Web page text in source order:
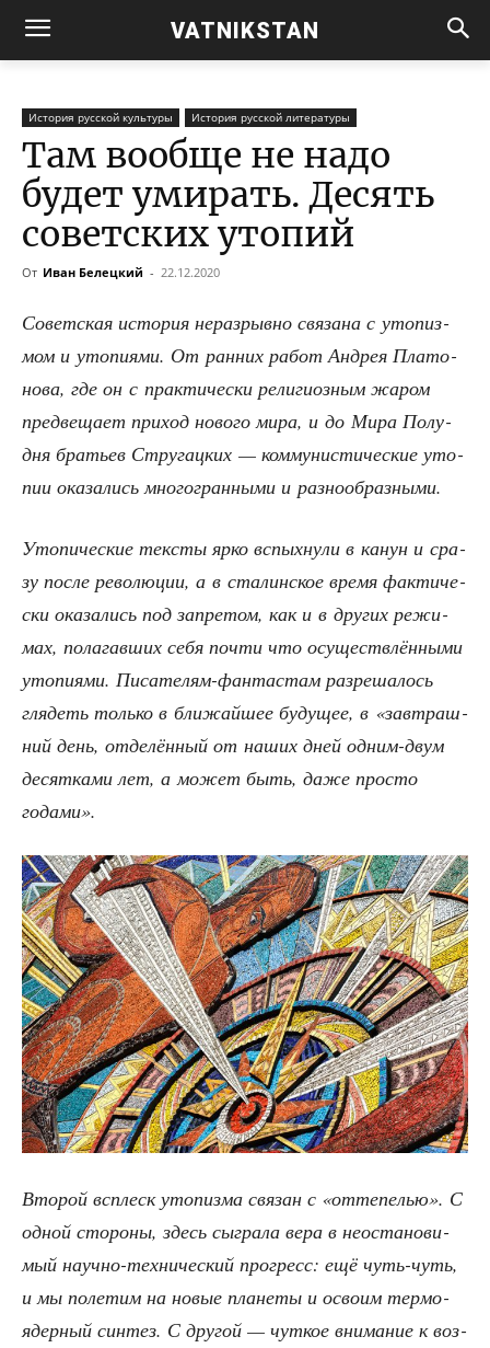
VATNIKSTAN
История русской культуры История русской литературы
Там вообще не надо
будет умирать. Десять
советских утопий
От Иван Белецкий - 22.12.2020
Совет­ская исто­рия нераз­рыв­но свя­за­на с уто­пиз­
мом и уто­пи­я­ми. От ран­них работ Андрея Пла­то­
но­ва, где он с прак­ти­че­ски рели­ги­оз­ным жаром
пред­ве­ща­ет при­ход ново­го мира, и до Мира Полу­
дня бра­тьев Стру­гац­ких — ком­му­ни­сти­че­ские уто­
пии ока­за­лись мно­го­гран­ны­ми и разнообразными.
Уто­пи­че­ские тек­сты ярко вспых­ну­ли в канун и сра­
зу после рево­лю­ции, а в ста­лин­ское вре­мя фак­ти­че­
ски ока­за­лись под запре­том, как и в дру­гих режи­
мах, пола­гав­ших себя почти что осу­ществ­лён­ны­ми
уто­пи­я­ми. Писа­те­лям-фан­та­стам раз­ре­ша­лось
гля­деть толь­ко в бли­жай­шее буду­щее, в «зав­траш­
ний день, отде­лён­ный от наших дней одним-двум
десят­ка­ми лет, а может быть, даже про­сто
годами».
Вто­рой всплеск уто­пиз­ма свя­зан с «отте­пе­лью». С
одной сто­ро­ны, здесь сыг­ра­ла вера в неоста­но­ви­
мый науч­но-тех­ни­че­ский про­гресс: ещё чуть-чуть,
и мы поле­тим на новые пла­не­ты и осво­им тер­мо­
ядер­ный син­тез. С дру­гой — чут­кое вни­ма­ние к воз­